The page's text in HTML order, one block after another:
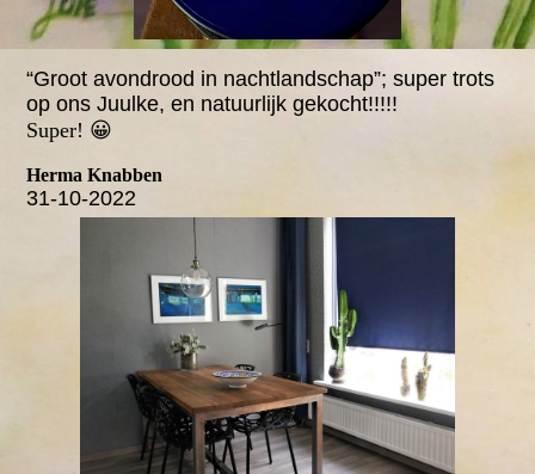
“Groot avondrood in nachtlandschap”; super trots
op ons Juulke, en natuurlijk gekocht!!!!!
Super! 😀
Herma Knabben
31-10-2022